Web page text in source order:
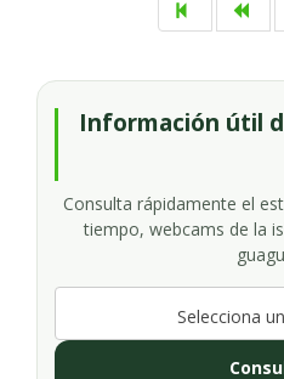
Información útil
Consulta rápidamente el
tiempo, webcams de la
Selecciona